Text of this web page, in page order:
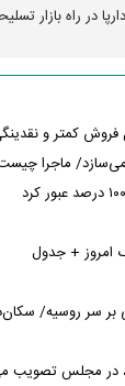
در راه بازار
کمتر و
می‌سازد/ ماجرا
+ جدول
بر سر روسیه/
در مجلس تصویب